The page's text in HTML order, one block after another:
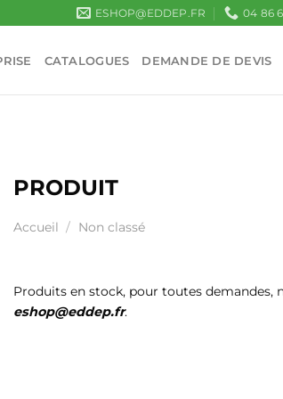
ESHOP@EDDEP.FR 04 86
CATALOGUES DEMANDE DE DEVIS
PRODUIT
Accueil / Non classé
Produits en stock, pour toutes demandes,
eshop@eddep.fr.